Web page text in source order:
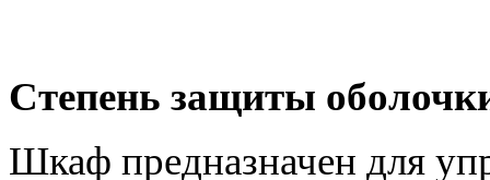
Степень защиты
Шкаф предназначен для